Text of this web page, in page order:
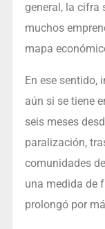
general, la cifra
muchos
mapa
En ese sentido,
aún si se tiene
seis meses
paralización,
comunidades
una medida de
prolongó por